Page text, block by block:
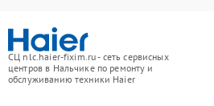
СЦ nlc.haier-fixim.ru - сеть сервисных
центров в Нальчике по ремонту и
обслуживанию техники Haier